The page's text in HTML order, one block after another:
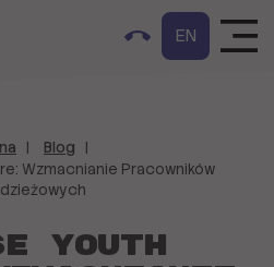
EN
Blog
Wzmacnianie Pracowników
Youth